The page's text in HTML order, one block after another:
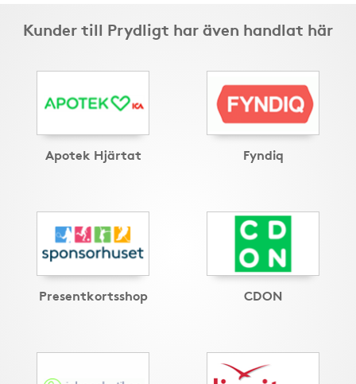
Kunder till Prydligt har även handlat här
Apotek Hjärtat Fyndiq
Presentkortsshop CDON